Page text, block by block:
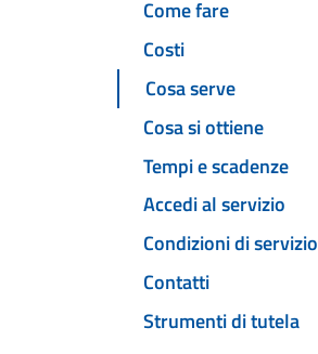
Come fare
Costi
Cosa serve
Cosa si ottiene
Tempi e scadenze
Accedi al servizio
Condizioni di servizio
Contatti
Strumenti di tutela